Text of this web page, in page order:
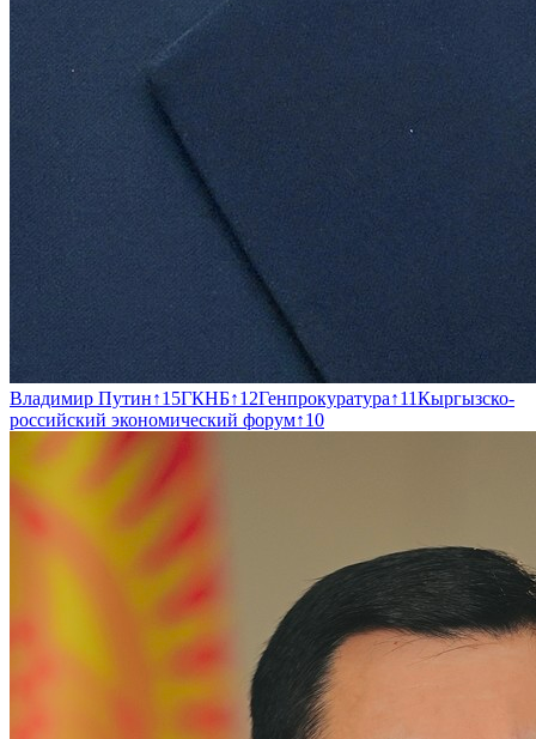
Владимир Путин↑15ГКНБ↑12Генпрокуратура↑11Кыргызско-
российский экономический форум↑10